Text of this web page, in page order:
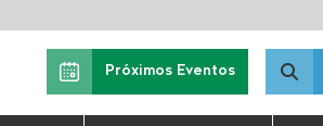
Próximos Eventos